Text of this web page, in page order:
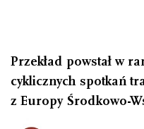
Przekład powstał w
cyklicznych spotkań
z Europy Środkowo-